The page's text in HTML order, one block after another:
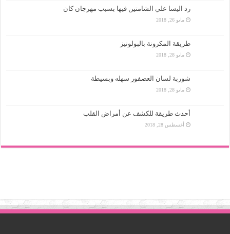
رد اليسا علي الشامتين فيها بسبب مهرجان كان
مايو 26, 2018
طريقة المكرونة بالبولونيز
مايو 28, 2018
شوربة لسان العصفور سهله وبسيطة
مايو 28, 2018
أحدث طريقة للكشف عن أمراض القلب
أغسطس 28, 2018